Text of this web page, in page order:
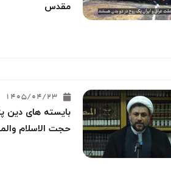
مقدس
1405/04/23
بایسته های دین
حجت الاسلام